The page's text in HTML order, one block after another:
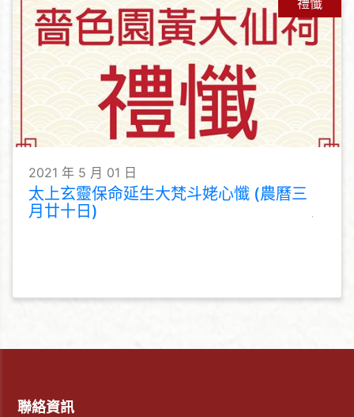
2021 年 5 月 01 日
太上玄靈保命延生大梵斗姥心懺 (農曆三
月廿十日)
聯絡資訊